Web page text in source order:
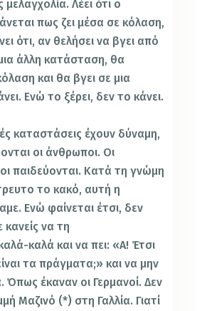
Λέει ότι ο
πως ζει μέσα σε κόλαση,
ότι, αν θελήσει να βγει από
άλλη κατάσταση, θα
και θα βγει σε μια
Ενώ το ξέρει, δεν το κάνει.
καταστάσεις έχουν δύναμη,
οι άνθρωποι. Οι
παιδεύονται. Κατά τη γνώμη
το κακό, αυτή η
Ενώ φαίνεται έτσι, δεν
να τη
καλά και να πει: «Α! Έτσι
τα πράγματα;» και να μην
Όπως έκαναν οι Γερμανοί. Δεν
Μαζινό (*) στη Γαλλία. Γιατί